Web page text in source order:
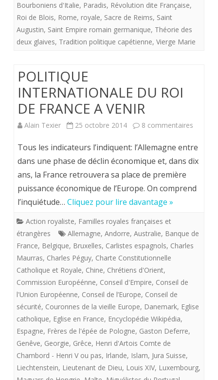
Bourboniens d'Italie, Paradis, Révolution dite Française,
Roi de Blois, Rome, royale, Sacre de Reims, Saint
Augustin, Saint Empire romain germanique, Théorie des
deux glaives, Tradition politique capétienne, Vierge Marie
POLITIQUE
INTERNATIONALE DU ROI
DE FRANCE A VENIR
Alain Texier 25 octobre 2014 8 commentaires
ROI
A
Tous les indicateurs l’indiquent: l’Allemagne entre
dans une phase de déclin économique et, dans dix
ans, la France retrouvera sa place de première
puissance économique de l’Europe. On comprend
l’inquiétude… Cliquez pour lire davantage »
Action royaliste, Familles royales françaises et
étrangères
Allemagne, Andorre, Australie, Banque de
France, Belgique, Bruxelles, Carlistes espagnols, Charles
Maurras, Charles Péguy, Charte Constitutionnelle
Catholique et Royale, Chine, Chrétiens d'Orient,
Commission Européénne, Conseil d'Empire, Conseil de
l'Union Européenne, Conseil de l’Europe, Conseil de
sécurité, Couronnes de la vieille Europe, Danemark, Eglise
catholique, Eglise en France, Encyclopédie Wikipédia,
Espagne, Frères de l'épée de Pologne, Gaston Deferre,
Genêve, Georgie, Grêce, Henri d'Artois Comte de
Chambord - Henri V ou pas, Irlande, Islam, Jura Suisse,
Liechtenstein, Lieutenant de Dieu, Louis XIV, Luxembourg,